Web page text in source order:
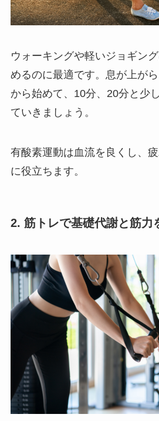
ウォーキングや軽いジョギン
めるのに最適です。息が上が
から始めて、10分、20分と少
ていきましょう。
有酸素運動は血流を良くし、
に役立ちます。
2. 筋トレで基礎代謝と筋力